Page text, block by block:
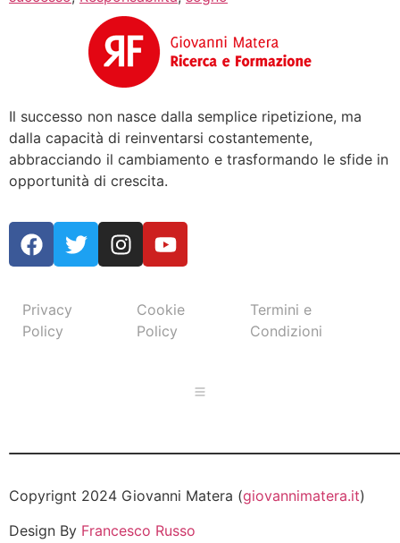
Il successo non nasce dalla semplice ripetizione, ma
dalla capacità di reinventarsi costantemente,
abbracciando il cambiamento e trasformando le sfide in
opportunità di crescita.
Privacy
Policy
Cookie
Policy
Termini e
Condizioni
Copyrignt 2024 Giovanni Matera (giovannimatera.it)
Design By Francesco Russo